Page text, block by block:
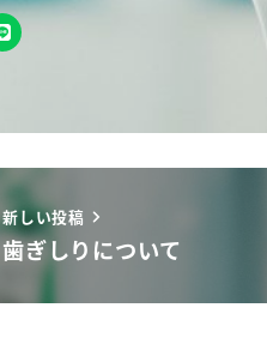
新しい投稿
歯ぎしりについて